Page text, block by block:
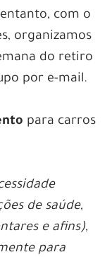
com o
organizamos
do retiro
por e-mail.
para carros
de saúde,
e afins),
para